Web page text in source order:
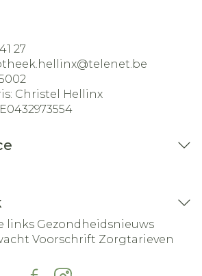
27
telenet.be
Christel Hellinx
links Gezondheidsnieuws
Voorschrift Zorgtarieven